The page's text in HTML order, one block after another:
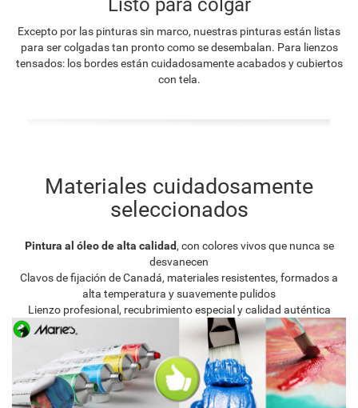
Listo para colgar
Excepto por las pinturas sin marco, nuestras pinturas están listas
para ser colgadas tan pronto como se desembalan. Para lienzos
tensados: los bordes están cuidadosamente acabados y cubiertos
con tela.
Materiales cuidadosamente
seleccionados
Pintura al óleo de alta calidad, con colores vivos que nunca se
desvanecen
Clavos de fijación de Canadá, materiales resistentes, formados a
alta temperatura y suavemente pulidos
Lienzo profesional, recubrimiento especial y calidad auténtica